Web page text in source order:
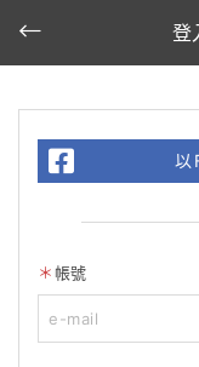
登
以
帳號